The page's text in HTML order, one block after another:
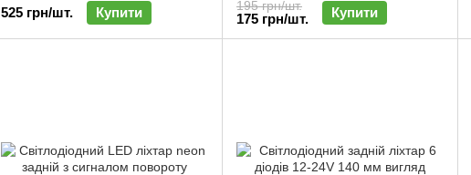
ФО-060
525 грн/шт. Купити 195 грн/шт.
175 грн/шт. Купити